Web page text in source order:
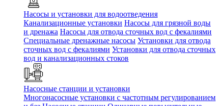
Насосы и установки для водоотведения
Канализационные установки Насосы для грязной воды
и дренажа Насосы для отвода сточных вод c фекалиями
Специальные дренажные насосы Установки для отвода
сточных вод c фекалиями Установки для отвода сточных
вод и канализационных стоков
Насосные станции и установки
Многонасосные установки с частотным регулированием